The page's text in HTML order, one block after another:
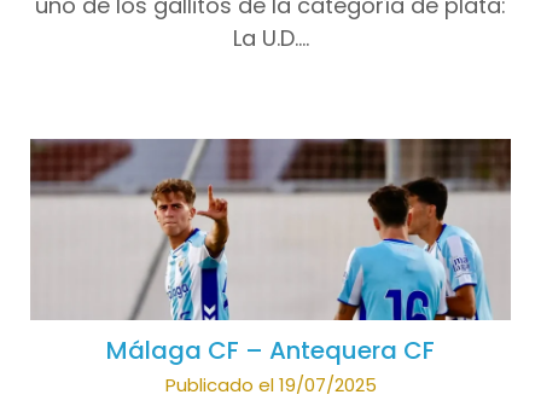
La U.D….
Málaga CF – Antequera CF
Publicado el 19/07/2025